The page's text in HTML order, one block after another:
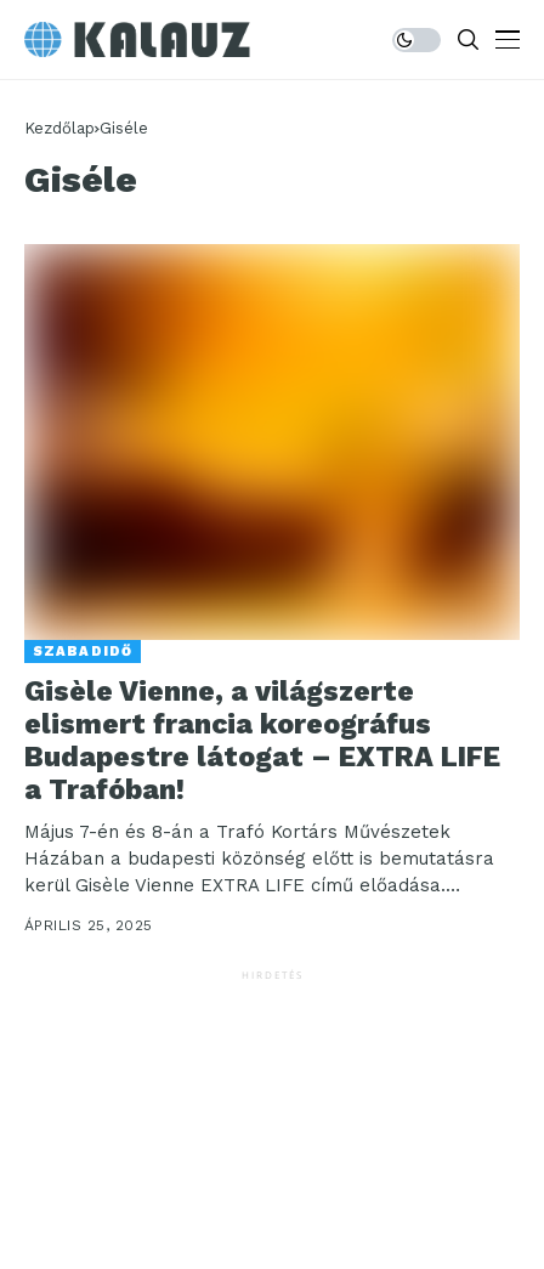
Kezdőlap Giséle
Giséle
SZABADIDŐ
Gisèle Vienne, a világszerte
elismert francia koreográfus
Budapestre látogat – EXTRA LIFE
a Trafóban!
Május 7-én és 8-án a Trafó Kortárs Művészetek
Házában a budapesti közönség előtt is bemutatásra
kerül Gisèle Vienne EXTRA LIFE című előadása.
Vienne...
ÁPRILIS 25, 2025
HIRDETÉS